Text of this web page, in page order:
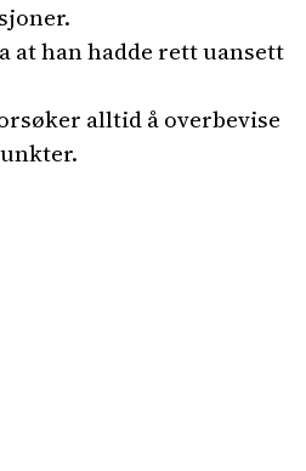
at han hadde rett uansett
alltid å overbevise